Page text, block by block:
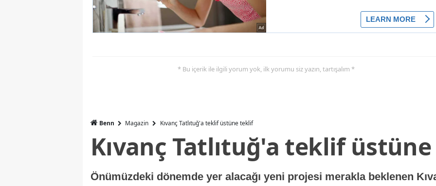
* Bu içerik ile ilgili yorum yok, ilk yorumu siz yazın, tartışalım *
Benn Magazin Kıvanç Tatlıtuğ'a teklif üstüne teklif
Kıvanç Tatlıtuğ'a teklif
Önümüzdeki dönemde yer alacağı yeni projesi merakla beklenen